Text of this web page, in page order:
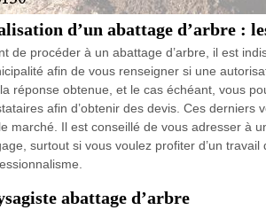
d’un abattage d’arbre :
de procéder à un abattage d’arbre, il est
afin de vous renseigner si une
réponse obtenue, et le cas échéant, vous
afin d’obtenir des devis. Ces
marché. Il est conseillé de vous adresser à
surtout si vous voulez profiter d’un
abattage d’arbre